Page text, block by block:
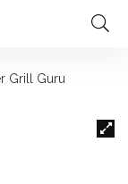
Grill Guru